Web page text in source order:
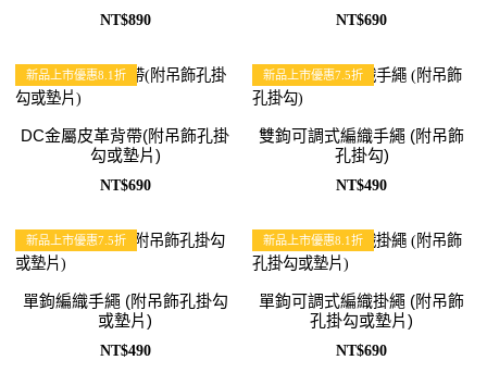
NT$890 NT$690
新品上市優惠8.1折
DC金屬皮革背帶(附吊飾孔掛
勾或墊片)
NT$690
新品上市優惠7.5折
雙鉤可調式編織手繩 (附吊飾
孔掛勾)
NT$490
新品上市優惠7.5折
單鉤編織手繩 (附吊飾孔掛勾
或墊片)
NT$490
新品上市優惠8.1折
單鉤可調式編織掛繩 (附吊飾
孔掛勾或墊片)
NT$690